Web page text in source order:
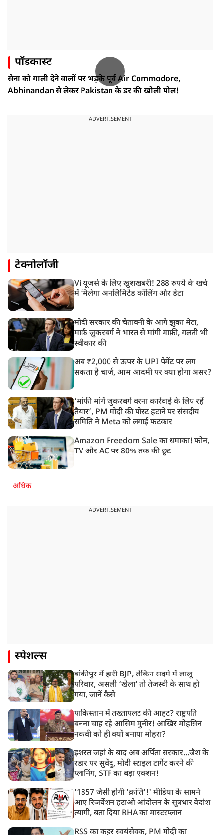
पॉडकास्ट
सेना को गाली देने वालों पर भड़के पूर्व Air Commodore,
Abhinandan से लेकर Pakistan के डर की खोली पोल!
ADVERTISEMENT
टेक्नोलॉजी
Vi यूजर्स के लिए खुशखबरी! 288 रुपये के खर्च
में मिलेगा अनलिमिटेड कॉलिंग और डेटा
मोदी सरकार की चेतावनी के आगे झुका मेटा,
मार्क ज़ुकरबर्ग ने भारत से मांगी माफ़ी, गलती भी
स्वीकार की
अब ₹2,000 से ऊपर के UPI पेमेंट पर लग
सकता है चार्ज, आम आदमी पर क्या होगा असर?
‘मांफी मांगें जुकरबर्ग वरना कार्रवाई के लिए रहें
तैयार’, PM मोदी की पोस्ट हटाने पर संसदीय
समिति ने Meta को लगाई फटकार
Amazon Freedom Sale का धमाका! फोन,
TV और AC पर 80% तक की छूट
अधिक
ADVERTISEMENT
स्पेशल्स
बांकीपुर में हारी BJP, लेकिन सदमे में लालू
परिवार, असली ‘खेला’ तो तेजस्वी के साथ हो
गया, जानें कैसे
पाकिस्तान में तख्तापलट की आहट? राष्ट्रपति
बनना चाह रहे आसिम मुनीर! आखिर मोहसिन
नकवी को ही क्यों बनाया मोहरा?
इशरत जहां के बाद अब अर्पिता सरकार...जैश के
रडार पर सुवेंदु, मोदी स्टाइल टार्गेट करने की
प्लानिंग, STF का बड़ा एक्शन!
'1857 जैसी होगी 'क्रांति'!' मीडिया के सामने
आए रिजर्वेशन हटाओ आंदोलन के सूत्रधार वेदांश
त्यागी, बता दिया RHA का मास्टरप्लान
RSS का कट्टर स्वयंसेवक, PM मोदी का